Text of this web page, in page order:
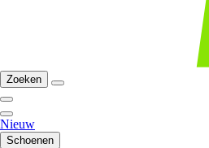
Zoeken
Nieuw
Schoenen